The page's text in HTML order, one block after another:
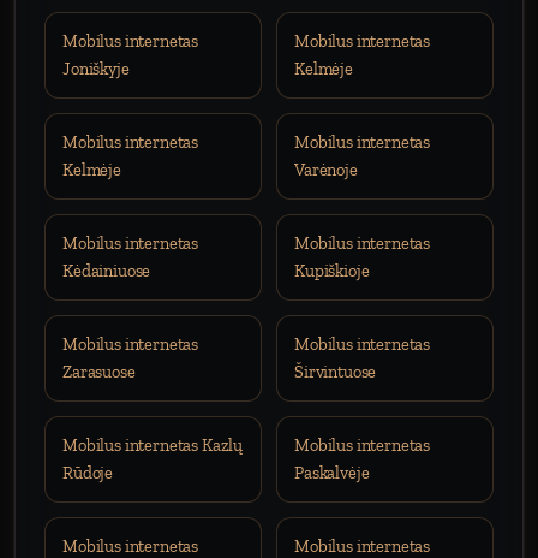
Mobilus internetas
Joniškyje
Mobilus internetas
Kelmėje
Mobilus internetas
Kelmėje
Mobilus internetas
Varėnoje
Mobilus internetas
Kėdainiuose
Mobilus internetas
Kupiškioje
Mobilus internetas
Zarasuose
Mobilus internetas
Širvintuose
Mobilus internetas Kazlų
Rūdoje
Mobilus internetas
Paskalvėje
Mobilus internetas
Mobilus internetas